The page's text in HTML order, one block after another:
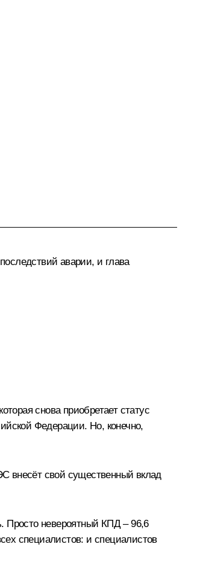
аварии, и глава
снова приобретает статус
Федерации. Но, конечно,
внесёт свой существенный вклад
Просто невероятный КПД – 96,6
специалистов: и специалистов